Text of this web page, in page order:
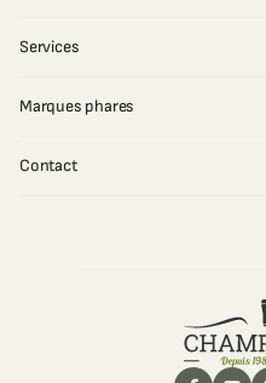
Services
Marques phares
Contact